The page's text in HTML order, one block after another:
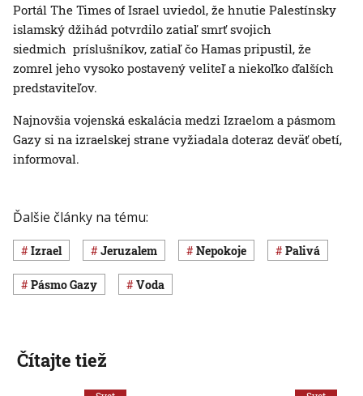
Portál The Times of Israel uviedol, že hnutie Palestínsky
islamský džihád potvrdilo zatiaľ smrť svojich
siedmich príslušníkov, zatiaľ čo Hamas pripustil, že
zomrel jeho vysoko postavený veliteľ a niekoľko ďalších
predstaviteľov.
Najnovšia vojenská eskalácia medzi Izraelom a pásmom
Gazy si na izraelskej strane vyžiadala doteraz deväť obetí,
informoval.
Ďalšie články na tému:
Izrael Jeruzalem nepokoje palivá
pásmo Gazy voda
Čítajte tiež